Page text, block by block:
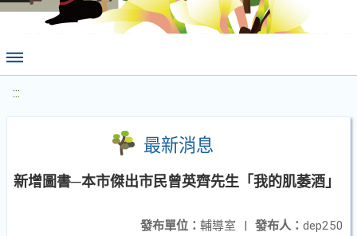
:::
最新消息
新增圖書─本市傑出市民曾英齊先生「我的肌萎酒」
發布人： dep250
發布單位： 輔導室 |